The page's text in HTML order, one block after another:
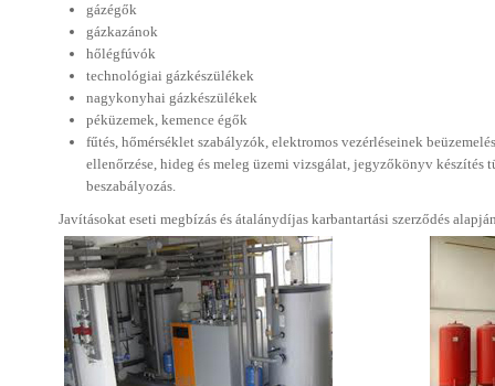
gázégők
gázkazánok
hőlégfúvók
technológiai gázkészülékek
nagykonyhai gázkészülékek
péküzemek, kemence égők
fűtés, hőmérséklet szabályzók, elektromos vezérléseinek
ellenőrzése, hideg és meleg üzemi vizsgálat, jegyzőkönyv készítés
beszabályozás.
Javításokat eseti megbízás és átalánydíjas karbantartási szerződés